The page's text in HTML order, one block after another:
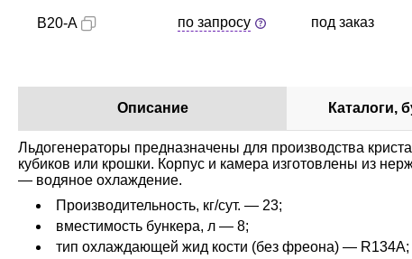
B20-A по запросу под заказ
Описание Каталоги,
Льдогенераторы предназначены для производства
кубиков или крошки. Корпус и камера изготовлены из
— водяное охлаждение.
Производительность, кг/сут. — 23;
вместимость бункера, л — 8;
тип охлаждающей жид кости (без фреона) — R134A;